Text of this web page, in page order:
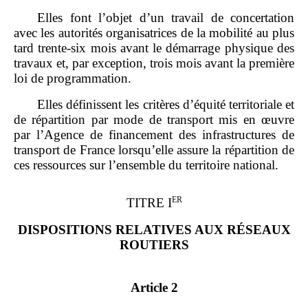
Elles font l’objet d’un travail de concertation
avec les autorités organisatrices de la mobilité au plus
tard trente‑six mois avant le démarrage physique des
travaux et, par exception, trois mois avant la première
loi de programmation.
Elles définissent les critères d’équité territoriale et
de répartition par mode de transport mis en œuvre
par l’Agence de financement des infrastructures de
transport de France lorsqu’elle assure la répartition de
ces ressources sur l’ensemble du territoire national.
TITRE IER
DISPOSITIONS RELATIVES AUX RÉSEAUX
ROUTIERS
Article 2